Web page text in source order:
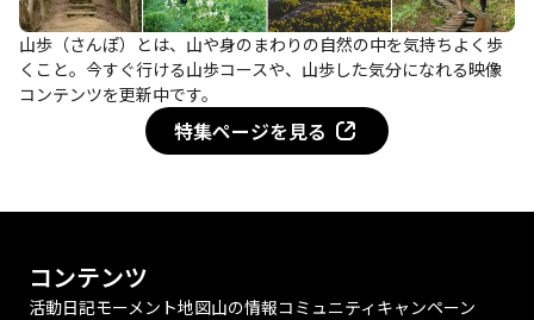
山歩（さんぽ）とは、山や身のまわりの自然の中を気持ちよく歩
くこと。今すぐ行ける山歩コースや、山歩した気分になれる映像
コンテンツを更新中です。
特集ページを見る
コンテンツ
活動日記モーメント地図山の情報コミュニティ キャンペーン